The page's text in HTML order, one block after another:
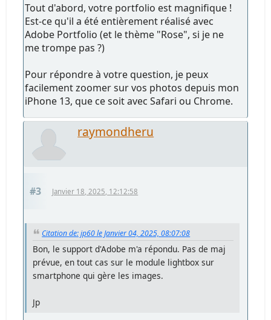
Tout d'abord, votre portfolio est magnifique !
Est-ce qu'il a été entièrement réalisé avec
Adobe Portfolio (et le thème "Rose", si je ne
me trompe pas ?)
Pour répondre à votre question, je peux
facilement zoomer sur vos photos depuis mon
iPhone 13, que ce soit avec Safari ou Chrome.
raymondheru
#3 Janvier 18, 2025, 12:12:58
Citation de: jp60 le Janvier 04, 2025, 08:07:08
Bon, le support d'Adobe m'a répondu. Pas de maj
prévue, en tout cas sur le module lightbox sur
smartphone qui gère les images.
Jp